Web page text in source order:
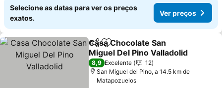
Selecione as datas para ver os preços
exatos.
Ver preços
PartilharAdicionar aos favoritos
Casa Chocolate San
Miguel Del Pino Valladolid
8,9 Excelente
12
San Miguel del Pino, a 14.5 km de
Matapozuelos